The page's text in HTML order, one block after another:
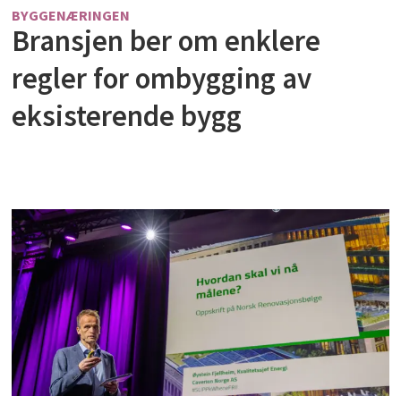
BYGGENÆRINGEN
Bransjen ber om enklere
regler for ombygging av
eksisterende bygg